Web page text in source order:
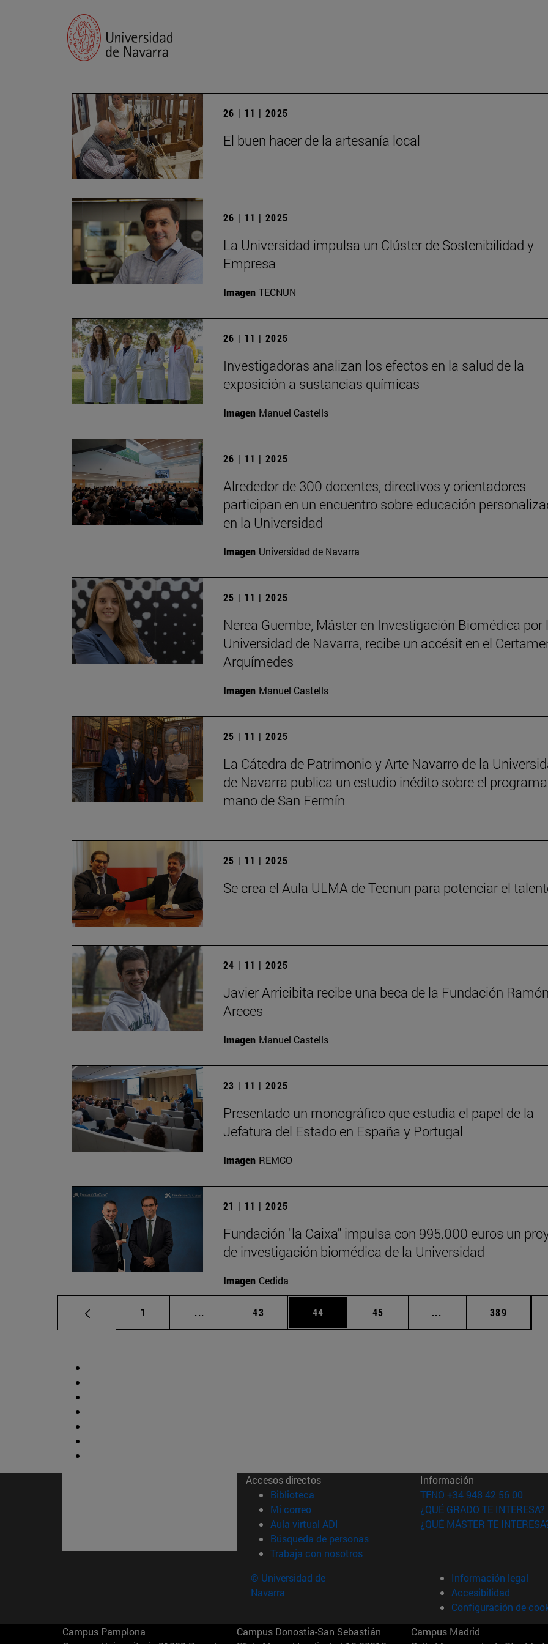
26 | 11 | 2025
El buen hacer de la artesanía local
26 | 11 | 2025
La Universidad impulsa un Clúster de Sostenibilidad y
Empresa
Imagen TECNUN
26 | 11 | 2025
Investigadoras analizan los efectos en la salud de la
exposición a sustancias químicas
Imagen Manuel Castells
26 | 11 | 2025
Alrededor de 300 docentes, directivos y orientadores
participan en un encuentro sobre educación
en la Universidad
Imagen Universidad de Navarra
25 | 11 | 2025
Nerea Guembe, Máster en Investigación Biomédica por
Universidad de Navarra, recibe un accésit en el
Arquímedes
Imagen Manuel Castells
25 | 11 | 2025
La Cátedra de Patrimonio y Arte Navarro de la
de Navarra publica un estudio inédito sobre el
mano de San Fermín
25 | 11 | 2025
Se crea el Aula ULMA de Tecnun para potenciar el
24 | 11 | 2025
Javier Arricibita recibe una beca de la Fundación
Areces
Imagen Manuel Castells
23 | 11 | 2025
Presentado un monográfico que estudia el papel de la
Jefatura del Estado en España y Portugal
Imagen REMCO
21 | 11 | 2025
Fundación "la Caixa" impulsa con 995.000 euros un
de investigación biomédica de la Universidad
Imagen Cedida
Página
1 ... Páginas intermedias Use TAB para desplazarse.
Página
43 Página
44 Página
45 ... Páginas intermedias
Página
389
Accesos directos
Biblioteca (abre en nueva ventana)
Mi correo(abre en nueva ventana)
Aula virtual ADI (abre en nueva ventana)
Búsqueda de personas(abre en nueva ventana)
Trabaja con nosotros(abre en nueva ventana)
Información
TFNO +34 948 42 56 00
¿QUÉ GRADO TE INTERESA?
¿QUÉ MÁSTER TE
© Universidad de
Navarra
Información legal
Accesibilidad
Configuración de
Campus Pamplona
Campus Donostia-San Sebastián
Campus Madrid